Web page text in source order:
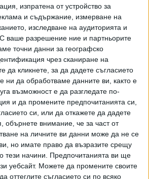
изпратена от устройство за
и съдържание, измерване на
изследване на аудиторията и
С ваше разрешение ние и партньорите
точни данни за географско
чрез сканиране на
да кликнете, за да дадете съгласието
ни да обработваме данните ви, както е
възможност е да разгледате по-
и да промените предпочитанията си,
си, или да откажете да дадете
обърнете внимание, че за част от
на личните ви данни може да не се
но имате право да възразите срещу
тези начини. Предпочитанията ви ще
уебсайт. Можете да промените своите
оттеглите съгласието си по всяко
Логинов), които ползваха само 6
и изпревариха с 1:01.1 мин.
австрийците.
км, победи пак тимът на Русия
Куклина, Юрлова), следван от
и Чехия (на 36.7). Тук българският
Емилия Йорданова, Милена
Стоянова) се представи добре и
3 поста бе в Топ 10, в крайна
заради трите наказателни
сезон - в Хохфилцен (Ав),
а жените 20-и.